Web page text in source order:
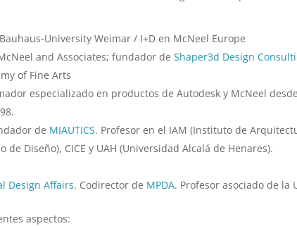
University Weimar / I+D en McNeel Europe
and Associates; fundador deShaper3d Design
of Fine Arts
especializado en productos de Autodesk y McNeel desde
de MIAUTICS. Profesor en el IAM (Instituto de
Diseño), CICE y UAH (Universidad Alcalá de Henares).
Design Affairs. Codirector de MPDA. Profesor asociado de la
aspectos: